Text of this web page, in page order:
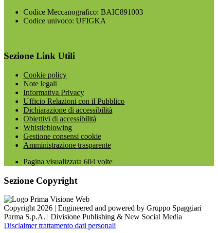
Codice Meccanografico: BAIC891003
Codice univoco: UFIGKA
Sezione Link Utili
Cookie policy
Note legali
Informativa Privacy
Ufficio Relazioni con il Pubblico
Dichiarazione di accessibilità
Obiettivi di accessibilità
Whistleblowing
Gestione consensi cookie
Amministrazione trasparente
Pagina visualizzata 604 volte
Sezione Copyright
Copyright 2026 | Engineered and powered by Gruppo Spaggiari
Parma S.p.A. | Divisione Publishing & New Social Media
Disclaimer trattamento dati personali